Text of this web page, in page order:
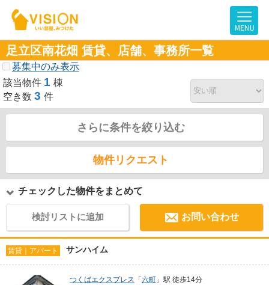
足立区南花畑 賃貸、店舗、事務所一覧
募集中のみ表示
該当物件 1 棟
空き数 3 件
さらに条件を絞り込む
物件リクエスト
チェックした物件をまとめて
検討リストに追加 お問い合わせ
賃貸｜アパート サンハイム
つくばエクスプレス 「六町 」駅 徒歩14分